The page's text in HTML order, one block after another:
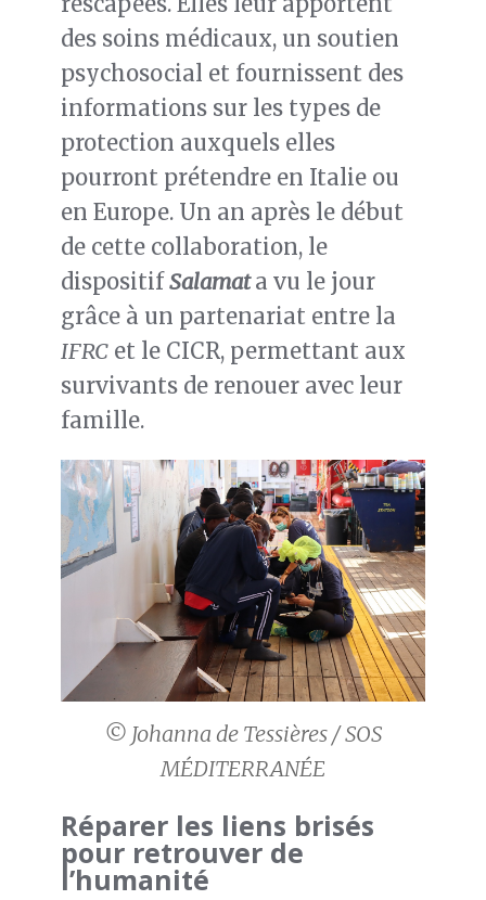
des soins médicaux, un soutien
psychosocial et fournissent des
informations sur les types de
protection auxquels elles
pourront prétendre en Italie ou
en Europe. Un an après le début
de cette collaboration, le
dispositifSalamata vu le jour
grâce à un partenariat entre la
IFRC et le CICR, permettant aux
survivants de renouer avec leur
famille.
© Johanna de Tessières / SOS
MÉDITERRANÉE
Réparer les liens brisés
pour retrouver de
l’humanité